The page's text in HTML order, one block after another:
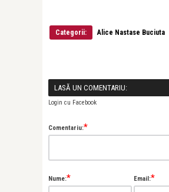
Categorii: Alice Nastase Buciuta
LASĂ UN COMENTARIU:
Login cu Facebook
Comentariu:*
Nume:* Email:*